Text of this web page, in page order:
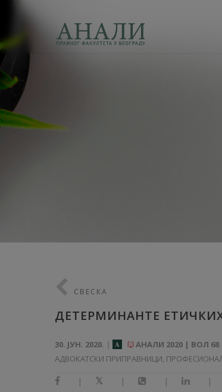
СВЕСКА
ДЕТЕРМИНАНТЕ
30. ЈУН. 2020. A АНАЛИ 2020 | ВОЛ 68
АДВОКАТСКИ ПРИПРАВНИЦИ,
| | | |